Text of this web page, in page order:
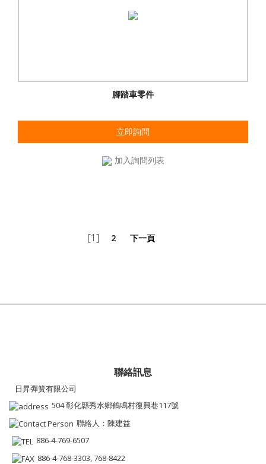
腳踏車零件
立即詢問
加入詢問列表
[1] 2 下一頁
聯絡訊息
日昇彈簧有限公司
504 彰化縣秀水鄉鶴鳴村復興巷117號
聯絡人：陳建益
886-4-769-6507
886-4-768-3303, 768-8422